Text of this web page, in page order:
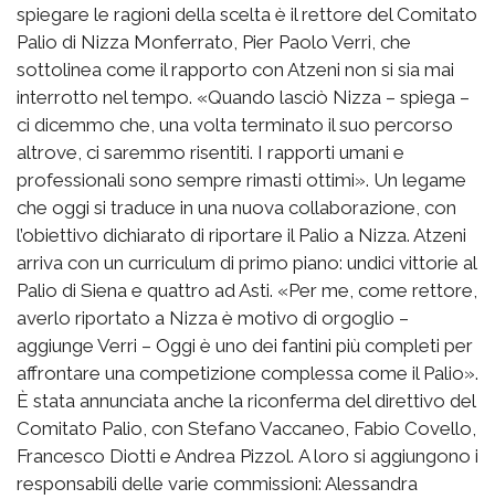
spiegare le ragioni della scelta è il rettore del Comitato
Palio di Nizza Monferrato, Pier Paolo Verri, che
sottolinea come il rapporto con Atzeni non si sia mai
interrotto nel tempo. «Quando lasciò Nizza – spiega –
ci dicemmo che, una volta terminato il suo percorso
altrove, ci saremmo risentiti. I rapporti umani e
professionali sono sempre rimasti ottimi». Un legame
che oggi si traduce in una nuova collaborazione, con
l’obiettivo dichiarato di riportare il Palio a Nizza. Atzeni
arriva con un curriculum di primo piano: undici vittorie al
Palio di Siena e quattro ad Asti. «Per me, come rettore,
averlo riportato a Nizza è motivo di orgoglio –
aggiunge Verri – Oggi è uno dei fantini più completi per
affrontare una competizione complessa come il Palio».
È stata annunciata anche la riconferma del direttivo del
Comitato Palio, con Stefano Vaccaneo, Fabio Covello,
Francesco Diotti e Andrea Pizzol. A loro si aggiungono i
responsabili delle varie commissioni: Alessandra